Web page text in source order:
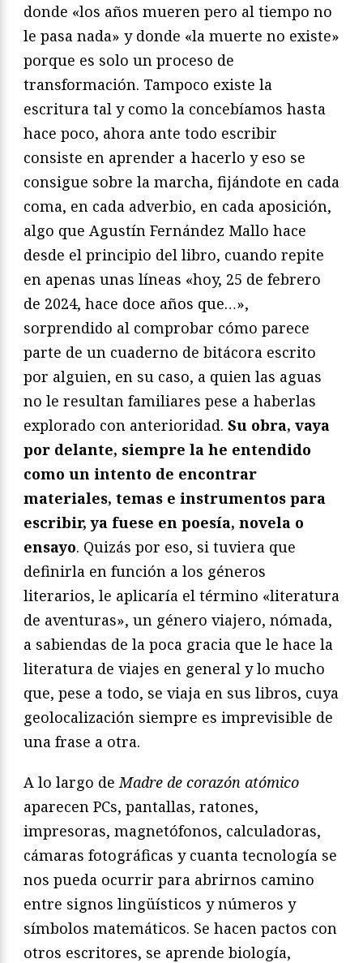
donde «los años mueren pero al tiempo no
le pasa nada» y donde «la muerte no existe»
porque es solo un proceso de
transformación. Tampoco existe la
escritura tal y como la concebíamos hasta
hace poco, ahora ante todo escribir
consiste en aprender a hacerlo y eso se
consigue sobre la marcha, fijándote en cada
coma, en cada adverbio, en cada aposición,
algo que Agustín Fernández Mallo hace
desde el principio del libro, cuando repite
en apenas unas líneas «hoy, 25 de febrero
de 2024, hace doce años que…»,
sorprendido al comprobar cómo parece
parte de un cuaderno de bitácora escrito
por alguien, en su caso, a quien las aguas
no le resultan familiares pese a haberlas
explorado con anterioridad. Su obra, vaya
por delante, siempre la he entendido
como un intento de encontrar
materiales, temas e instrumentos para
escribir, ya fuese en poesía, novela o
ensayo. Quizás por eso, si tuviera que
definirla en función a los géneros
literarios, le aplicaría el término «literatura
de aventuras», un género viajero, nómada,
a sabiendas de la poca gracia que le hace la
literatura de viajes en general y lo mucho
que, pese a todo, se viaja en sus libros, cuya
geolocalización siempre es imprevisible de
una frase a otra.
A lo largo deMadre de corazón atómico
aparecen PCs, pantallas, ratones,
impresoras, magnetófonos, calculadoras,
cámaras fotográficas y cuanta tecnología se
nos pueda ocurrir para abrirnos camino
entre signos lingüísticos y números y
símbolos matemáticos. Se hacen pactos con
otros escritores, se aprende biología,